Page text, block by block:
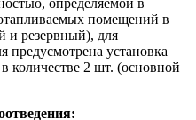
помещений в
и резервный), для
предусмотрена установка
количестве 2 шт. (основной